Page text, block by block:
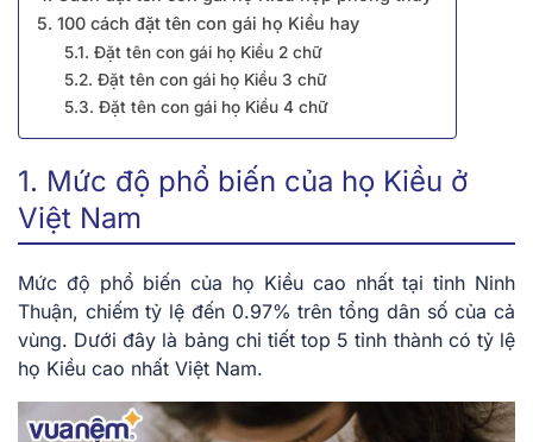
5. 100 cách đặt tên con gái họ Kiều hay
5.1. ​​Đặt tên con gái họ Kiều 2 chữ
5.2. Đặt tên con gái họ Kiều 3 chữ
5.3. Đặt tên con gái họ Kiều 4 chữ
1. Mức độ phổ biến của họ Kiều ở
Việt Nam
Mức độ phổ biến của họ Kiều cao nhất tại tỉnh Ninh
Thuận, chiếm tỷ lệ đến 0.97% trên tổng dân số của cả
vùng. Dưới đây là bảng chi tiết top 5 tỉnh thành có tỷ lệ
họ Kiều cao nhất Việt Nam.